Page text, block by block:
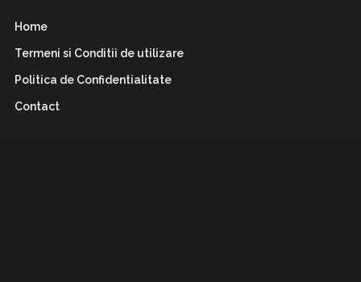
Home
Termeni si Conditii de utilizare
Politica de Confidentialitate
Contact